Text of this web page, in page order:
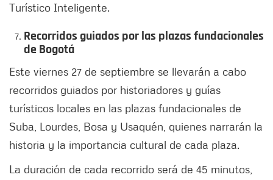
Turístico Inteligente.
Recorridos guiados por las plazas fundacionales
de Bogotá
Este viernes 27 de septiembre se llevarán a cabo
recorridos guiados por historiadores y guías
turísticos locales en las plazas fundacionales de
Suba, Lourdes, Bosa y Usaquén, quienes narrarán la
historia y la importancia cultural de cada plaza.
La duración de cada recorrido será de 45 minutos,